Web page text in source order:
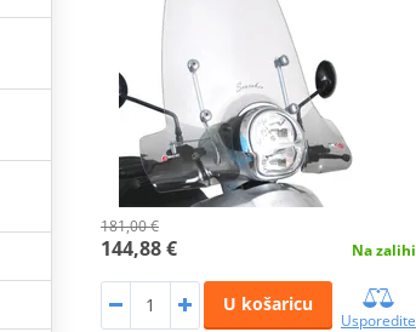
181,00 €
144,88 € Na zalihi
U košaricu
Usporedite